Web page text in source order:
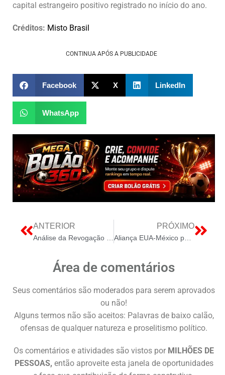
capital estrangeiro positivo registrado no início do ano.
Créditos: Misto Brasil
CONTINUA APÓS A PUBLICIDADE
Facebook X LinkedIn
WhatsApp
ANTERIOR PRÓXIMO
Área de comentários
Seus comentários são moderados para serem aprovados
ou não!
Alguns termos não são aceitos: Palavras de baixo calão,
ofensas de qualquer natureza e proselitismo político.
Os comentários e atividades são vistos por MILHÕES DE
PESSOAS, então aproveite esta janela de oportunidades